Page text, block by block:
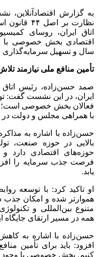
به گزارش اقتصادآنلاین،
نظارت بر
اتاق ایران، روسای
اقتصادی بخش خصوصی با
سال و تسهیل سرمایه‌گذاری
تأمین منافع ملی نیازمند
صمد حسن‌زاده، رئیس اتاق
ایران، در این نشست گفت:
فعالان بخش خصوصی است؛
با همراهی مجلس و دولت در
حسن‌زاده با اشاره به
بالایی در حوزه صنعت،
حوزه‌های اقتصادی دارد و
فرصت جذب سرمایه را
یابد.
او تاکید کرد: با توسعه
هموارتر شده و امکان جذب
متنوع بین‌المللی و
همه در مسیر ارتقای جایگاه
حسن‌زاده با اشاره به
افزود: باید برای تأمین
کنیم. بخش خصوصی با وجود